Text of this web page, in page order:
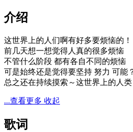
介绍
这世界上的人们啊有好多要烦恼的！
前几天想一想觉得人真的很多烦恼
不管什么阶段 都有各自不同的烦恼
可是始终还是觉得要坚持 努力 可能
总之还在持续摸索～这世界上的人
...查看更多 收起
歌词